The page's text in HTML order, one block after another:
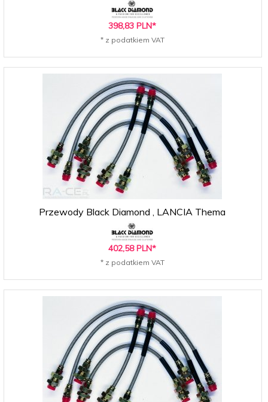
398,83 PLN*
* z podatkiem VAT
Przewody Black Diamond , LANCIA Thema
402,58 PLN*
* z podatkiem VAT